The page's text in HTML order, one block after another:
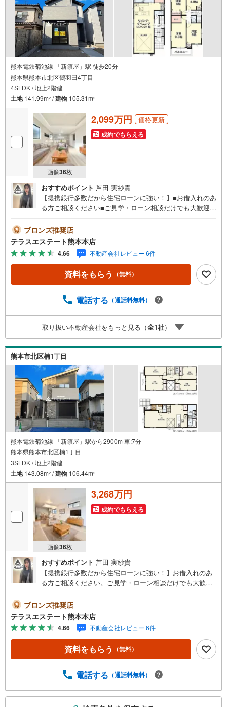
熊本電鉄菊池線 「新須屋」駅 徒歩20分
熊本県熊本市北区鶴羽田4丁目
4SLDK / 地上2階建
土地141.99m2 /建物 105.31m2
画像36枚
2,099万円 価格更新
成約でもらえる
おすすめポイント 芦田 実紗貴
【提携銀行多数だから住宅ローンに強い！】■お借入れのあ
る方ご相談ください■ご見学・ローン相談だけでも大歓迎！
トします【オススメポイント】■北部東小・北部中校区■LD
K21帖以上■ファミリークローク付き■北部東小徒歩約7分
平日・土日祝いつでもご案内可能。 今すぐ見たい！に対応
いたします。 短時間でのご見学も大歓迎。 お仕事帰りのご
見学も可能。ご希望の日時や時間お気軽にどうぞ（^^）/ ●
住宅ローンの相談大歓迎（無料）『支払いができるか不
れがある…』↓↓↓↓↓↓↓↓↓↓↓↓ テラスエステートなら…
住宅ローンに強い！・お借入れのある方や過去にローン審
査がダメだった方もご相談可能。『無理のない支払いでマ
イホーム購入』をご提案いたします。
ブロンズ推奨店
テラスエステート熊本本店
4.66 不動産会社レビュー 6件
資料をもらう （無料）
電話する （通話料無料）
取り扱い不動産会社をもっと見る（全1社）
熊本市北区楠1丁目
熊本電鉄菊池線 「新須屋」駅から2900m 車:7分
熊本県熊本市北区楠1丁目
3SLDK / 地上2階建
土地143.08m2 /建物 106.44m2
画像36枚
3,268万円
成約でもらえる
おすすめポイント 芦田 実紗貴
【提携銀行多数だから住宅ローンに強い！】お借入れのあ
る方ご相談ください。ご見学・ローン相談だけでも大歓
ポートします。【オススメポイント。】■楡木小・楠中エリ
ア■楡木小まで徒歩約5分。■LDKは広々22帖。■広々5.2帖
の納戸付。【施工会社の魅力。】多様化するニーズやライ
フスタイル、エリアの特性に合った、オリジナリティとク
オリティを追求した住まいづくりを実現しています。 機
能と美しさを融合させたデザイン住宅をはじめ、高品質・
サービスやブランド展開を行っています。
ブロンズ推奨店
テラスエステート熊本本店
4.66 不動産会社レビュー 6件
資料をもらう （無料）
電話する （通話料無料）